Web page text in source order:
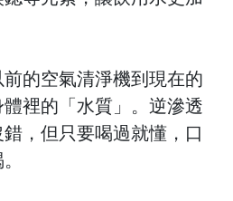
的空氣清淨機到現在的
裡的「水質」。逆滲透
，但只要喝過就懂，口